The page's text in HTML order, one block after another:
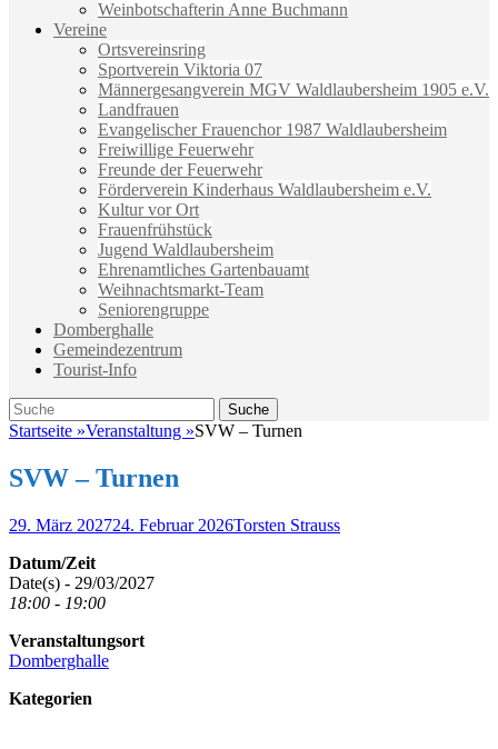
Weinbotschafterin Anne Buchmann
Vereine
Ortsvereinsring
Sportverein Viktoria 07
Männergesangverein MGV Waldlaubersheim 1905 e.V.
Landfrauen
Evangelischer Frauenchor 1987 Waldlaubersheim
Freiwillige Feuerwehr
Freunde der Feuerwehr
Förderverein Kinderhaus Waldlaubersheim e.V.
Kultur vor Ort
Frauenfrühstück
Jugend Waldlaubersheim
Ehrenamtliches Gartenbauamt
Weihnachtsmarkt-Team
Seniorengruppe
Domberghalle
Gemeindezentrum
Tourist-Info
Suche
Suche
nach:
Startseite »Veranstaltung »SVW – Turnen
SVW – Turnen
Veröffentlicht
29. März 202724. Februar 2026Autor
Torsten Strauss
Datum/Zeit
Date(s) - 29/03/2027
18:00 - 19:00
Veranstaltungsort
Domberghalle
Kategorien